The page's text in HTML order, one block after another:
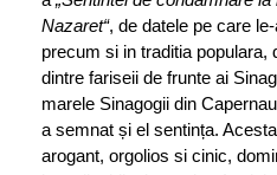
Nazaret“, de datele pe care
precum si in traditia populara,
dintre fariseii de frunte ai
marele Sinagogii din
a semnat și el sentința.
arogant, orgolios si cinic,